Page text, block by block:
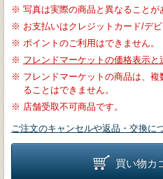
※ 写真は実際の商品と異なることが
※ お支払いはクレジットカード/デ
※ ポイントのご利用はできません。
※ フレンドマーケットの価格表示と
※ フレンドマーケットの商品は、
ることはできません。
※ 店舗受取不可商品です。
ご注文のキャンセルや返品・交換に
買い物カ